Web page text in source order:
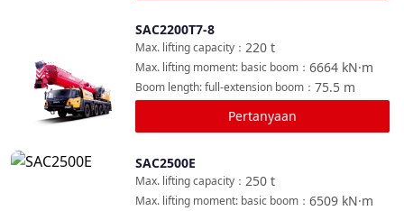
SAC2200T7-8
220 t
Max. lifting capacity ：
6664 kN·m
Max. lifting moment: basic boom ：
75.5 m
Boom length: full-extension boom ：
Pertanyaan
Bandingkan
SAC2500E
250 t
Max. lifting capacity ：
6509 kN·m
Max. lifting moment: basic boom ：